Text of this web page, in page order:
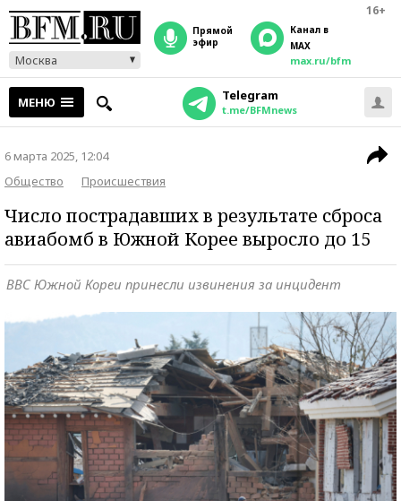
16+
Москва
прямой
эфир
Канал в
MAX
max.ru/bfm
МЕНЮ Telegram
t.me/BFMnews
6 марта 2025, 12:04
Общество
Происшествия
Число пострадавших в результате сброса
авиабомб в Южной Корее выросло до 15
ВВС Южной Кореи принесли извинения за инцидент